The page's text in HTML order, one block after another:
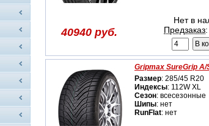
40940 руб.
Нет в
Предзаказ:
Gripmax SureGrip A/
Размер: 285/45 R20
Индексы: 112W XL
Сезон: всесезонные
Шипы: нет
RunFlat: нет